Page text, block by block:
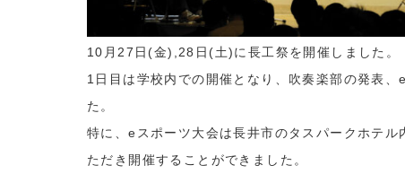
10月27日(金),28日(土)に長工祭を開催しました。
1日目は学校内での開催となり、吹奏楽部の発表
た。
特に、eスポーツ大会は長井市のタスパークホテ
ただき開催することができました。